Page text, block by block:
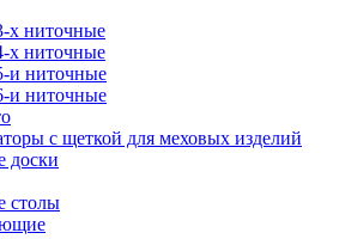
х ниточные
х ниточные
и ниточные
и ниточные
с щеткой для меховых изделий
доски
столы